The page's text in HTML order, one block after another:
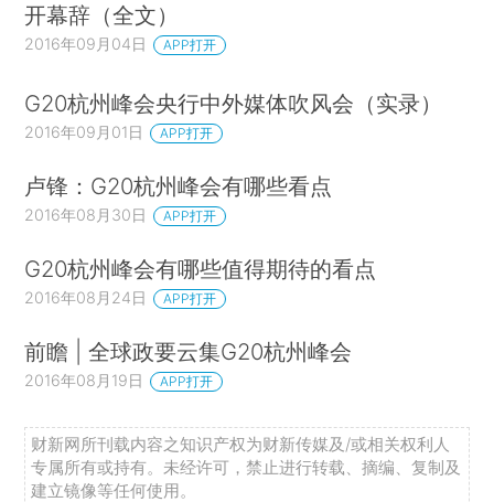
开幕辞（全文）
2016年09月04日 APP打开
G20杭州峰会央行中外媒体吹风会（实录）
2016年09月01日 APP打开
卢锋：G20杭州峰会有哪些看点
2016年08月30日 APP打开
G20杭州峰会有哪些值得期待的看点
2016年08月24日 APP打开
前瞻 | 全球政要云集G20杭州峰会
2016年08月19日 APP打开
财新网所刊载内容之知识产权为财新传媒及/或相关权利人
专属所有或持有。未经许可，禁止进行转载、摘编、复制及
建立镜像等任何使用。